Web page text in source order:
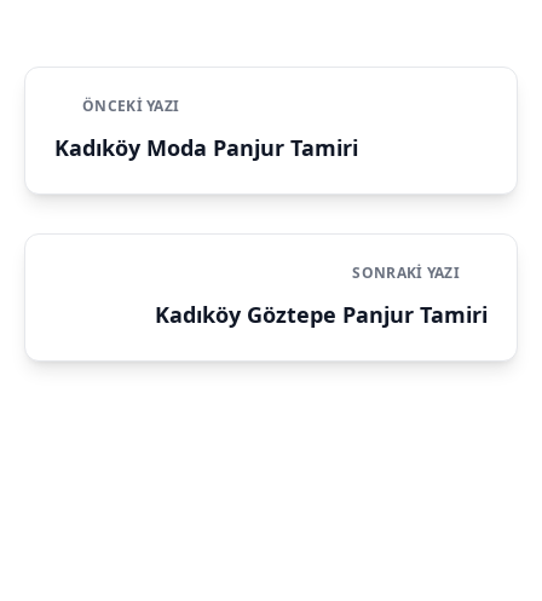
ÖNCEKI YAZI
Kadıköy Moda Panjur Tamiri
SONRAKI YAZI
Kadıköy Göztepe Panjur Tamiri